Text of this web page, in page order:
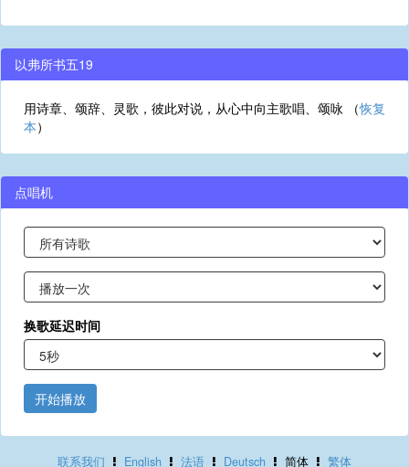
以弗所书五19
用诗章、颂辞、灵歌，彼此对说，从心中向主歌唱、颂咏 （恢复
本）
点唱机
换歌延迟时间
开始播放
联系我们 English 法语 Deutsch 简体 繁体